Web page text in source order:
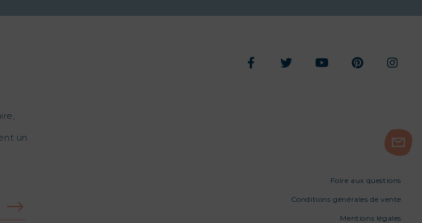
un
Foire aux questions
Conditions générales de vente
Mentions légales